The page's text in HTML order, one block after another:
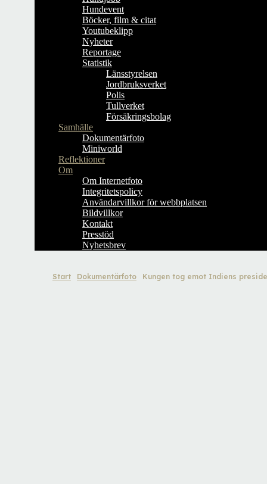
Hundevent
Böcker, film & citat
Youtubeklipp
Nyheter
Reportage
Statistik
Länsstyrelsen
Jordbruksverket
Polis
Tullverket
Försäkringsbolag
Samhälle
Dokumentärfoto
Miniworld
Reflektioner
Om
Om Internetfoto
Integritetspolicy
Användarvillkor för webbplatsen
Bildvillkor
Kontakt
Presstöd
Nyhetsbrev
Start Dokumentärfoto Kungen tog emot Indiens